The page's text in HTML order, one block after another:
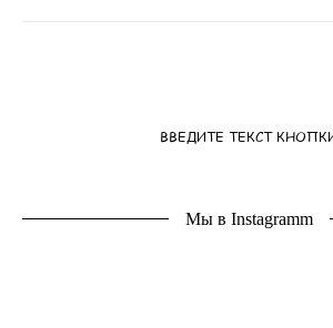
ВВЕДИТЕ ТЕКСТ
Мы в Instagramm